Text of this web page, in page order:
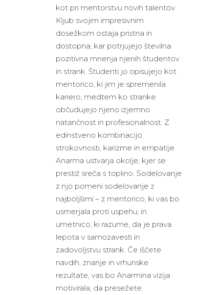
kot pri mentorstvu novih talentov.
Kljub svojim impresivnim
dosežkom ostaja pristna in
dostopna, kar potrjujejo številna
pozitivna mnenja njenih študentov
in strank. Študenti jo opisujejo kot
mentorico, ki jim je spremenila
kariero, medtem ko stranke
občudujejo njeno izjemno
natančnost in profesionalnost. Z
edinstveno kombinacijo
strokovnosti, karizme in empatije
Anarma ustvarja okolje, kjer se
prestiž sreča s toplino. Sodelovanje
z njo pomeni sodelovanje z
najboljšimi – z mentorico, ki vas bo
usmerjala proti uspehu, in
umetnico, ki razume, da je prava
lepota v samozavesti in
zadovoljstvu strank. Če iščete
navdih, znanje in vrhunske
rezultate, vas bo Anarmina vizija
motivirala, da presežete